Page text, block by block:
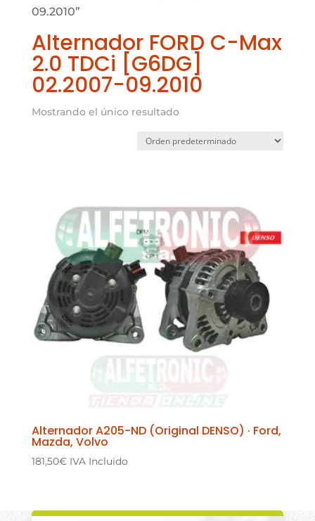
09.2010”
Alternador FORD C-Max
2.0 TDCi [G6DG]
02.2007-09.2010
Mostrando el único resultado
Alternador A205-ND (Original DENSO) · Ford,
Mazda, Volvo
181,50€ IVA Incluido